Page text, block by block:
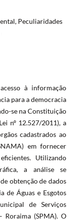
Peculiaridades
à informação
para a democracia
se na Constituição
nº 12.527/2011), a
cadastrados ao
em fornecer
Utilizando
a análise se
obtenção de dados
de Águas e Esgotos
de Serviços
(SPMA). O